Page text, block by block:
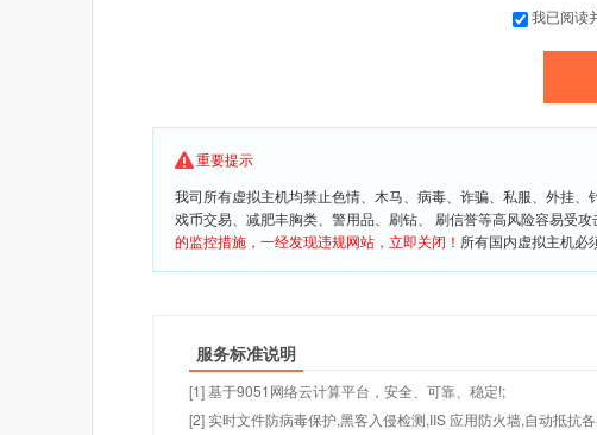
我已阅读
重要提示
我司所有虚拟主机均禁止色情、木马、病毒、诈骗、私服、外挂
戏币交易、减肥丰胸类、警用品、刷钻、 刷信誉等高风险容易受
的监控措施，一经发现违规网站，立即关闭！ 所有国内虚拟主机必
服务标准说明
[1] 基于9051网络云计算平台，安全、可靠、稳定!;
[2] 实时文件防病毒保护,黑客入侵检测,IIS 应用防火墙,自动抵抗